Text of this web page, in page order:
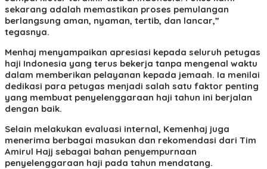
sekarang adalah memastikan proses pemulangan
berlangsung aman, nyaman, tertib, dan lancar,”
tegasnya.
Menhaj menyampaikan apresiasi kepada seluruh petugas
haji Indonesia yang terus bekerja tanpa mengenal waktu
dalam memberikan pelayanan kepada jemaah. Ia menilai
dedikasi para petugas menjadi salah satu faktor penting
yang membuat penyelenggaraan haji tahun ini berjalan
dengan baik.
Selain melakukan evaluasi internal, Kemenhaj juga
menerima berbagai masukan dan rekomendasi dari Tim
Amirul Hajj sebagai bahan penyempurnaan
penyelenggaraan haji pada tahun mendatang.